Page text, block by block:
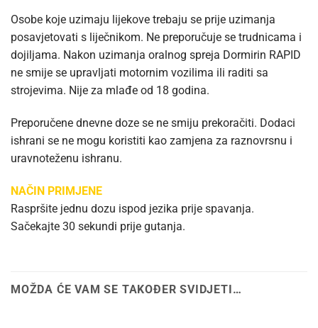
Osobe koje uzimaju lijekove trebaju se prije uzimanja
posavjetovati s liječnikom. Ne preporučuje se trudnicama i
dojiljama. Nakon uzimanja oralnog spreja Dormirin RAPID
ne smije se upravljati motornim vozilima ili raditi sa
strojevima. Nije za mlađe od 18 godina.
Preporučene dnevne doze se ne smiju prekoračiti. Dodaci
ishrani se ne mogu koristiti kao zamjena za raznovrsnu i
uravnoteženu ishranu.
NAČIN PRIMJENE
Raspršite jednu dozu ispod jezika prije spavanja.
Sačekajte 30 sekundi prije gutanja.
MOŽDA ĆE VAM SE TAKOĐER SVIDJETI…